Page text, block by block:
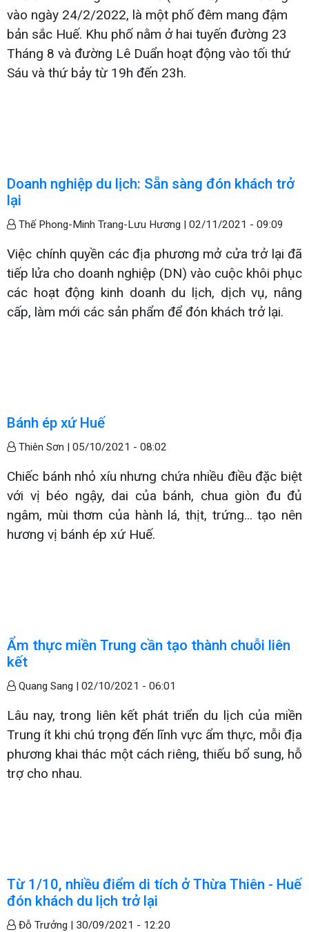
vào ngày 24/2/2022, là một phố đêm mang đậm
bản sắc Huế. Khu phố nằm ở hai tuyến đường 23
Tháng 8 và đường Lê Duẩn hoạt động vào tối thứ
Sáu và thứ bảy từ 19h đến 23h.
Doanh nghiệp du lịch: Sẵn sàng đón khách trở
lại
Thế Phong-Minh Trang-Lưu Hương | 02/11/2021 - 09:09
Việc chính quyền các địa phương mở cửa trở lại đã
tiếp lửa cho doanh nghiệp (DN) vào cuộc khôi phục
các hoạt động kinh doanh du lịch, dịch vụ, nâng
cấp, làm mới các sản phẩm để đón khách trở lại.
Bánh ép xứ Huế
Thiên Sơn | 05/10/2021 - 08:02
Chiếc bánh nhỏ xíu nhưng chứa nhiều điều đặc biệt
với vị béo ngậy, dai của bánh, chua giòn đu đủ
ngâm, mùi thơm của hành lá, thịt, trứng... tạo nên
hương vị bánh ép xứ Huế.
Ẩm thực miền Trung cần tạo thành chuỗi liên
kết
Quang Sang | 02/10/2021 - 06:01
Lâu nay, trong liên kết phát triển du lịch của miền
Trung ít khi chú trọng đến lĩnh vực ẩm thực, mỗi địa
phương khai thác một cách riêng, thiếu bổ sung, hỗ
trợ cho nhau.
Từ 1/10, nhiều điểm di tích ở Thừa Thiên - Huế
đón khách du lịch trở lại
Đỗ Trưởng | 30/09/2021 - 12:20